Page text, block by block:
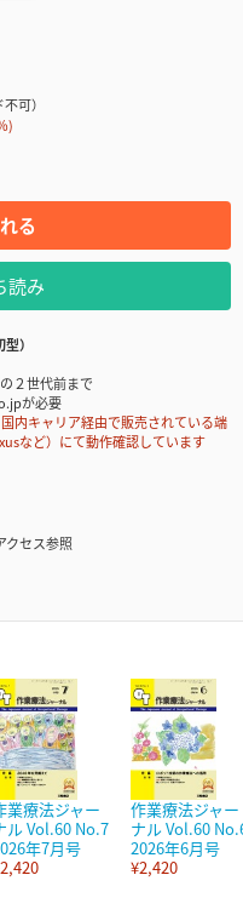
可）
)
る
読み
）
２世代前まで
が必要
内キャリア経由で販売されている端
など）にて動作確認しています
クセス参照
業療法ジャー
ル Vol.60 No.7
年7月号
作業療法ジャー
ナル Vol.60
2026年6月号
¥2,420